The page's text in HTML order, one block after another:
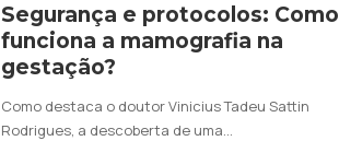
Segurança e protocolos: Como
funciona a mamografia na
gestação?
Como destaca o doutor Vinicius Tadeu Sattin
Rodrigues, a descoberta de uma…